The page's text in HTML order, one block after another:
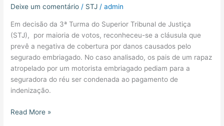
Deixe um comentário / STJ /admin
Em decisão da 3ª Turma do Superior Tribunal de Justiça
(STJ), por maioria de votos, reconheceu-se a cláusula que
prevê a negativa de cobertura por danos causados pelo
segurado embriagado. No caso analisado, os pais de um rapaz
atropelado por um motorista embriagado pediam para a
seguradora do réu ser condenada ao pagamento de
indenização.
Read More »